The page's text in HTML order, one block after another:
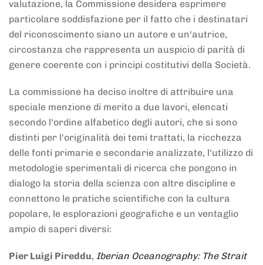
valutazione, la Commissione desidera esprimere
particolare soddisfazione per il fatto che i destinatari
del riconoscimento siano un autore e un'autrice,
circostanza che rappresenta un auspicio di parità di
genere coerente con i principi costitutivi della Società.
La commissione ha deciso inoltre di attribuire una
speciale menzione di merito a due lavori, elencati
secondo l'ordine alfabetico degli autori, che si sono
distinti per l'originalità dei temi trattati, la ricchezza
delle fonti primarie e secondarie analizzate, l'utilizzo di
metodologie sperimentali di ricerca che pongono in
dialogo la storia della scienza con altre discipline e
connettono le pratiche scientifiche con la cultura
popolare, le esplorazioni geografiche e un ventaglio
ampio di saperi diversi:
Pier Luigi Pireddu, Iberian Oceanography: The Strait